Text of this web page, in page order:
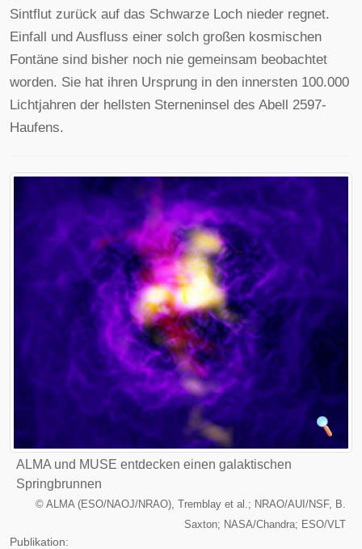
Sintflut zurück auf das Schwarze Loch nieder regnet.
Einfall und Ausfluss einer solch großen kosmischen
Fontäne sind bisher noch nie gemeinsam beobachtet
worden. Sie hat ihren Ursprung in den innersten 100.000
Lichtjahren der hellsten Sterneninsel des Abell 2597-
Haufens.
ALMA und MUSE entdecken einen galaktischen
Springbrunnen
© ALMA (ESO/NAOJ/NRAO), Tremblay et al.; NRAO/AUI/NSF, B.
Saxton; NASA/Chandra; ESO/VLT
Publikation: